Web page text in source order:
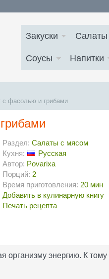
Закуски Салаты
Соусы Напитки
с фасолью и грибами
Раздел: Салаты с мясом
Кухня:
Русская
Автор: Povarixa
Порций: 2
Время приготовления: 20 мин
Добавить в кулинарную книгу
Печать рецепта
организму энергию. К